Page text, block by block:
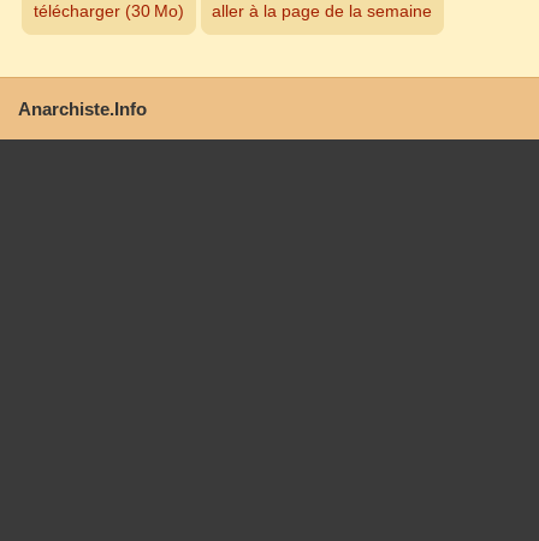
télécharger (30 Mo) aller à la page de la semaine
Anarchiste.Info